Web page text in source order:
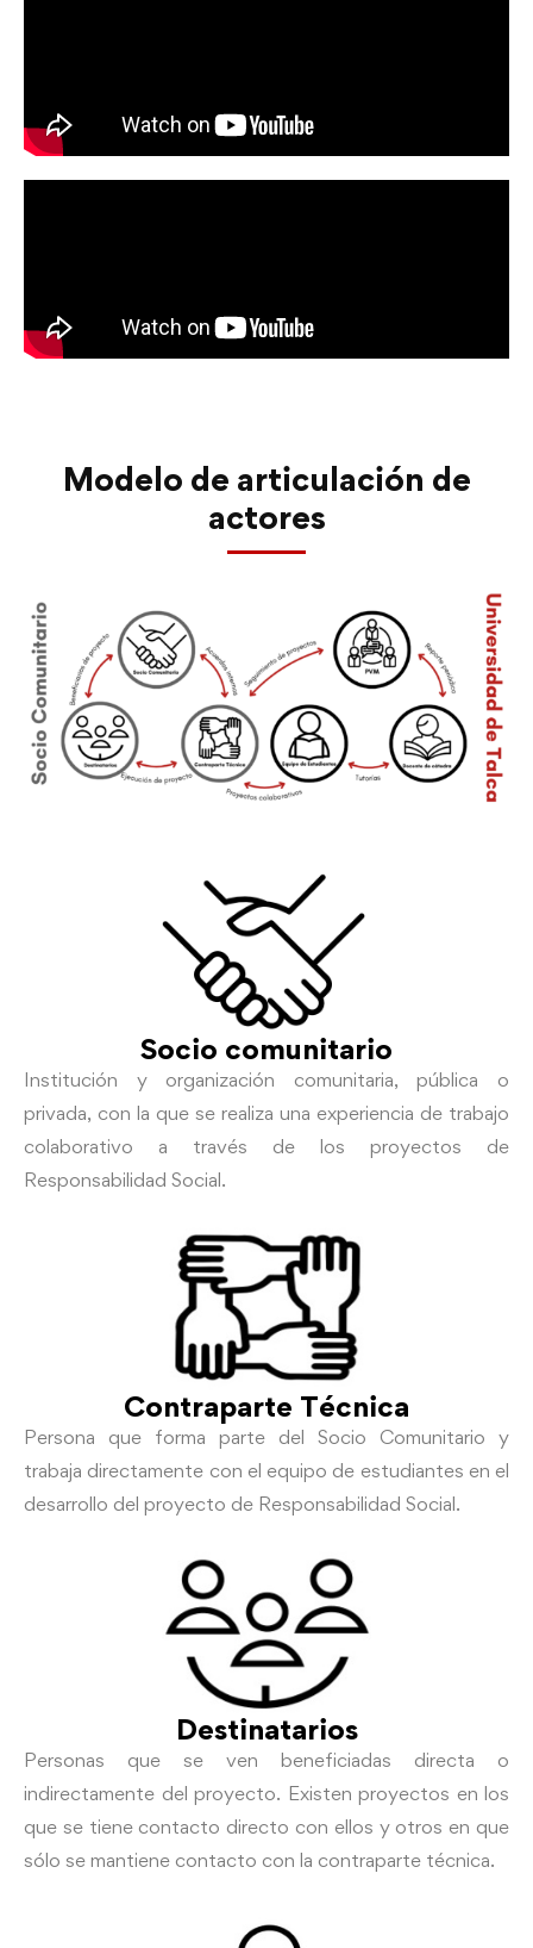
Modelo de articulación de
actores
Socio comunitario
Institución y organización comunitaria, pública o
privada, con la que se realiza una experiencia de trabajo
colaborativo a través de los proyectos de
Responsabilidad Social.
Contraparte Técnica
Persona que forma parte del Socio Comunitario y
trabaja directamente con el equipo de estudiantes en el
desarrollo del proyecto de Responsabilidad Social.
Destinatarios
Personas que se ven beneficiadas directa o
indirectamente del proyecto. Existen proyectos en los
que se tiene contacto directo con ellos y otros en que
sólo se mantiene contacto con la contraparte técnica.